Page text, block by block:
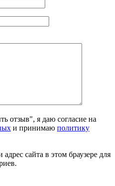
отзыв", я даю согласие на
и принимаю политику
сайта в этом браузере для